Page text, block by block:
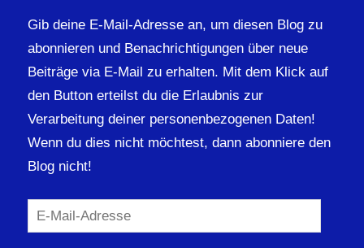
Gib deine E-Mail-Adresse an, um diesen Blog zu
abonnieren und Benachrichtigungen über neue
Beiträge via E-Mail zu erhalten. Mit dem Klick auf
den Button erteilst du die Erlaubnis zur
Verarbeitung deiner personenbezogenen Daten!
Wenn du dies nicht möchtest, dann abonniere den
Blog nicht!
E-
Mail-